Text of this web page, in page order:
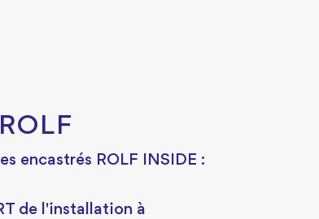
encastrés ROLF INSIDE :
de l'installation à